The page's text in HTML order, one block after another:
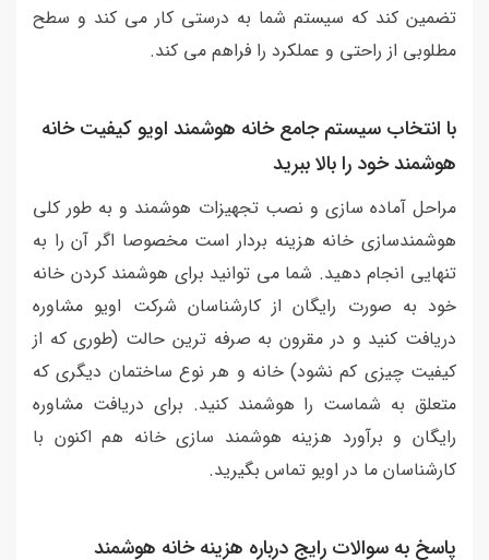
تضمین کند که سیستم شما به درستی کار می کند و سطح
مطلوبی از راحتی و عملکرد را فراهم می کند.
با انتخاب سیستم جامع خانه هوشمند اویو کیفیت خانه
هوشمند خود را بالا ببرید
مراحل آماده سازی و نصب تجهیزات هوشمند و به طور کلی
هوشمندسازی خانه هزینه بردار است مخصوصا اگر آن را به
تنهایی انجام دهید. شما می توانید برای هوشمند کردن خانه
خود به صورت رایگان از کارشناسان شرکت اویو مشاوره
دریافت کنید و در مقرون به صرفه ترین حالت (طوری که از
کیفیت چیزی کم نشود) خانه و هر نوع ساختمان دیگری که
متعلق به شماست را هوشمند کنید. برای دریافت مشاوره
رایگان و برآورد هزینه هوشمند سازی خانه هم اکنون با
کارشناسان ما در اویو تماس بگیرید.
پاسخ به سوالات رایج درباره هزینه خانه هوشمند